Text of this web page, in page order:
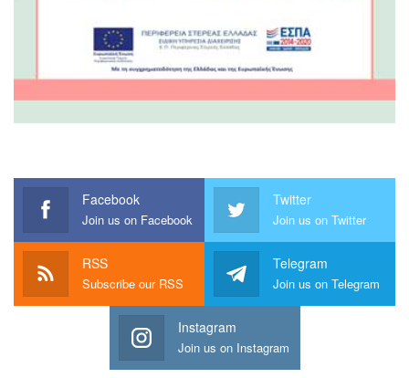
Facebook
Join us on Facebook
Twitter
Join us on Twitter
RSS
Subscribe our RSS
Telegram
Join us on Telegram
Instagram
Join us on Instagram